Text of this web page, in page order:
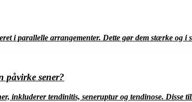
i parallelle arrangementer. Dette gør dem stærke og
påvirke sener?
inkluderer tendinitis, seneruptur og tendinose. Disse